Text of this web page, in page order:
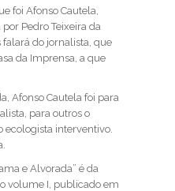
foi Afonso Cautela,
Pedro Teixeira da
falará do jornalista, que
da Imprensa, a que
Afonso Cautela foi para
para outros o
ecologista interventivo.
e Alvorada” é da
volume I, publicado em